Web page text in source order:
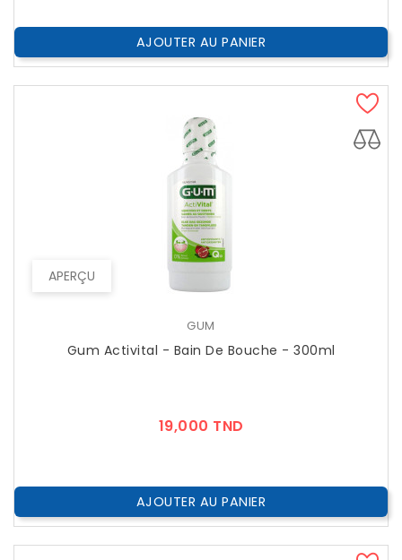
AJOUTER AU PANIER
APERÇU
GUM
Gum Activital - Bain De Bouche - 300ml
19,000 TND
AJOUTER AU PANIER